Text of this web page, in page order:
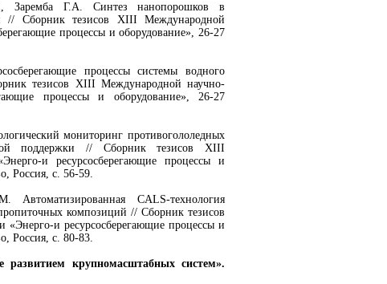
Г.А. Синтез нанопорошков в
// Сборник тезисов XIII Международной
процессы и оборудование», 26-27
процессы системы водного
тезисов XIII Международной научно-
процессы и оборудование», 26-27
мониторинг противогололедных
поддержки // Сборник тезисов XIII
и ресурсосберегающие процессы и
Россия, с. 56-59.
CALS-технология
композиций // Сборник тезисов
и ресурсосберегающие процессы и
Россия, с. 80-83.
развитием крупномасштабных систем».